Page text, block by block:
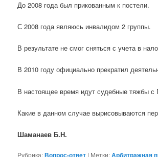
До 2008 года был прикованным к постели.
С 2008 года являюсь инвалидом 2 группы.
В результате не смог сняться с учета в
В 2010 году официально прекратил
В настоящее время идут судебные тяжбы
Какие в данном случае вырисовываются
Шаманаев Б.Н.
Рубрика:Вопрос-ответ | Метки:Арбитражная